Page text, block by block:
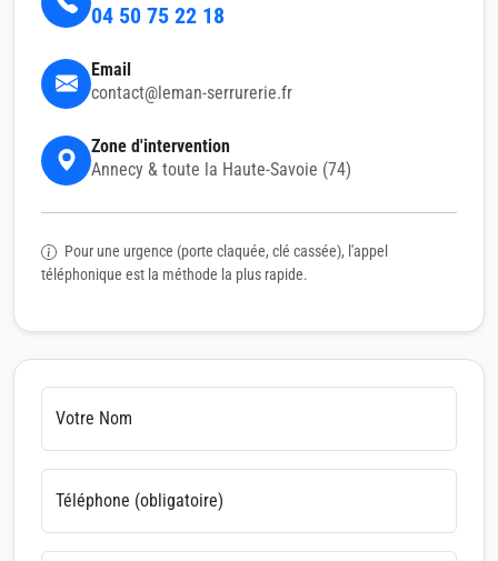
04 50 75 22 18
Email
contact@leman-serrurerie.fr
Zone d'intervention
Annecy & toute la Haute-Savoie (74)
Pour une urgence (porte claquée, clé cassée), l'appel
téléphonique est la méthode la plus rapide.
Votre Nom
Téléphone (obligatoire)